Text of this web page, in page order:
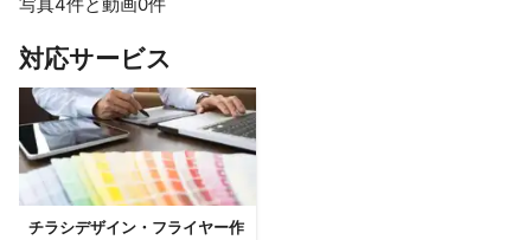
対応サービス
チラシデザイン・フライヤー作